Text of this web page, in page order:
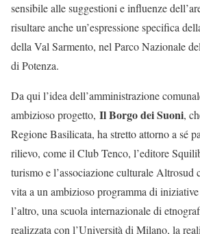
sensibile alle suggestioni e influenze
risultare anche un’espressione specifica
della Val Sarmento, nel Parco Nazionale
di Potenza.
Da qui l’idea dell’amministrazione
ambizioso progetto, Il Borgo dei Suoni,
Regione Basilicata, ha stretto attorno a sé
rilievo, come il Club Tenco, l’editore
turismo e l’associazione culturale Altrosud
vita a un ambizioso programma di iniziative
l’altro, una scuola internazionale di
realizzata con l’Università di Milano, la